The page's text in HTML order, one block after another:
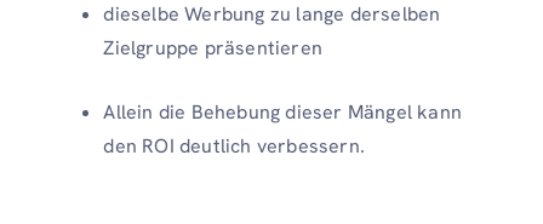
dieselbe Werbung zu lange derselben
Zielgruppe präsentieren
Allein die Behebung dieser Mängel kann
den ROI deutlich verbessern.